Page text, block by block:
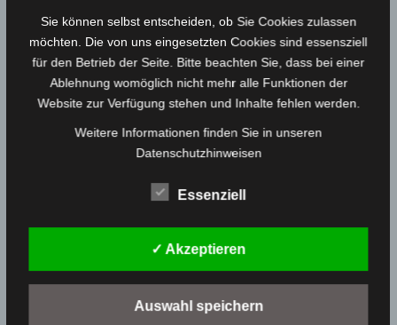
Acrylserie „Love your dorf“ Nr. 51, gerahmt
320,00€
Sie können selbst entscheiden, ob Sie Cookies zulassen
möchten. Die von uns eingesetzten Cookies sind essensziell
für den Betrieb der Seite. Bitte beachten Sie, dass bei einer
Ablehnung womöglich nicht mehr alle Funktionen der
Website zur Verfügung stehen und Inhalte fehlen werden.
Weitere Informationen finden Sie in unseren
Datenschutzhinweisen
Essenziell
✓ Akzeptieren
Auswahl speichern